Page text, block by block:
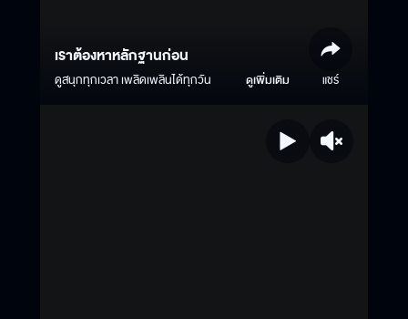
เราต้องหาหลักฐานก่อน
ดูสนุกทุกเวลา เพลิดเพลินได้ทุกวัน ดูเพิ่มเติม แชร์